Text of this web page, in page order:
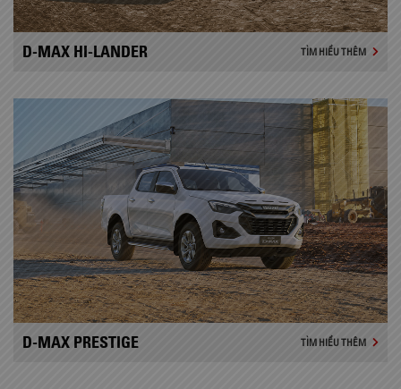
D-MAX HI-LANDER TÌM HIỂU THÊM
D-MAX PRESTIGE TÌM HIỂU THÊM